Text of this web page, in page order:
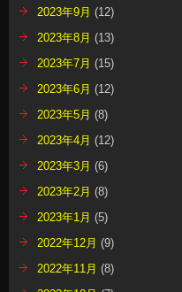
2023年9月 (12)
2023年8月 (13)
2023年7月 (15)
2023年6月 (12)
2023年5月 (8)
2023年4月 (12)
2023年3月 (6)
2023年2月 (8)
2023年1月 (5)
2022年12月 (9)
2022年11月 (8)